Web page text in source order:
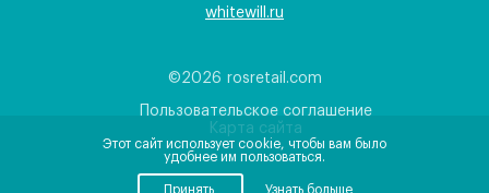
©2026 rosretail.com
Пользовательское соглашение
Карта сайта
whitewill.ru
Этот сайт использует cookie, чтобы вам было
удобнее им пользоваться.
Принять Узнать больше